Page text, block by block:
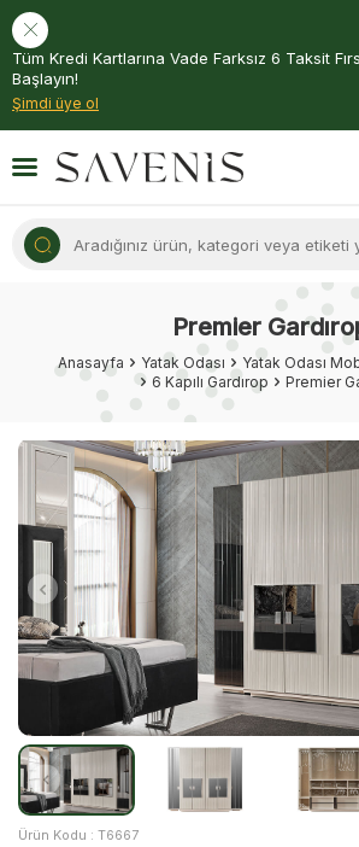
Tüm Kredi Kartlarına Vade Farksız 6 Taksit
Başlayın!
Şimdi üye ol
Premier
Anasayfa Yatak Odası Yatak Odası
6 Kapılı Gardırop
Premier
Ürün Kodu : T6667